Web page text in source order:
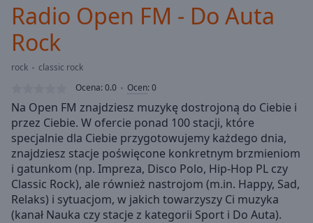
Duration -:-
0.00%
Stream
live,
currently
behind
liveLIVE
Remaining
Time-
Radio Open FM - Do Auta
Rock
rock
classic rock
Ocena:0.0 Ocen:0
Na Open FM znajdziesz muzykę dostrojoną do Ciebie i
przez Ciebie. W ofercie ponad 100 stacji, które
specjalnie dla Ciebie przygotowujemy każdego dnia,
znajdziesz stacje poświęcone konkretnym brzmieniom
i gatunkom (np. Impreza, Disco Polo, Hip-Hop PL czy
Classic Rock), ale również nastrojom (m.in. Happy, Sad,
Relaks) i sytuacjom, w jakich towarzyszy Ci muzyka
(kanał Nauka czy stacje z kategorii Sport i Do Auta).